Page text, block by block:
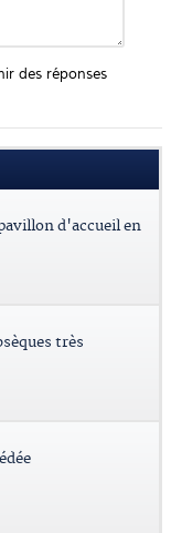
des réponses
d'accueil en
très